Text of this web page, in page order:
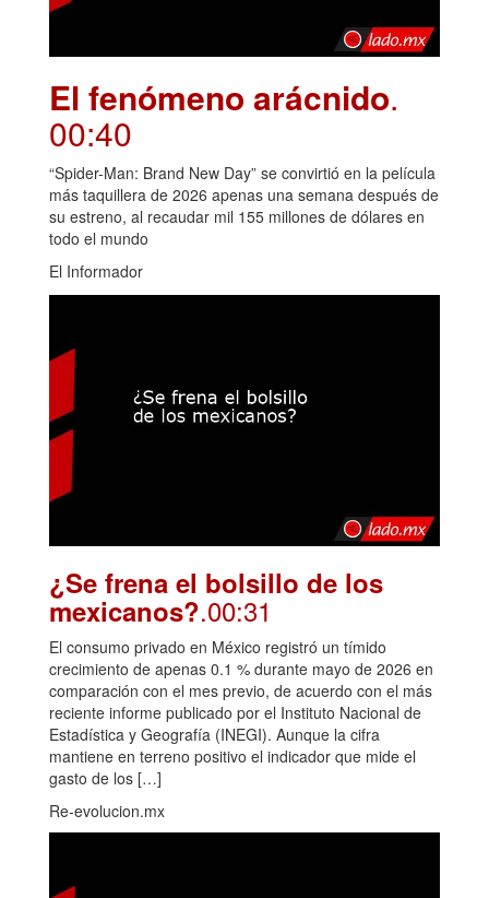
El fenómeno arácnido.
00:40
“Spider-Man: Brand New Day” se convirtió en la película
más taquillera de 2026 apenas una semana después de
su estreno, al recaudar mil 155 millones de dólares en
todo el mundo
El Informador
¿Se frena el bolsillo de los
mexicanos?.00:31
El consumo privado en México registró un tímido
crecimiento de apenas 0.1 % durante mayo de 2026 en
comparación con el mes previo, de acuerdo con el más
reciente informe publicado por el Instituto Nacional de
Estadística y Geografía (INEGI). Aunque la cifra
mantiene en terreno positivo el indicador que mide el
gasto de los […]
Re-evolucion.mx